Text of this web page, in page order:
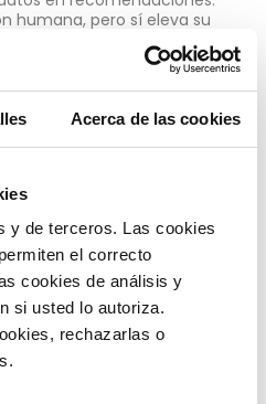
Acerca de las cookies
y de terceros. Las cookies
el correcto
cookies de análisis y
si usted lo autoriza.
rechazarlas o
humana, pero sí eleva su
del lenguaje
y la
de Procesos o RPA, hacen
tanto de
en agentes
y plataformas que
del negocio.
de una
a decisiones?
en decisiones te